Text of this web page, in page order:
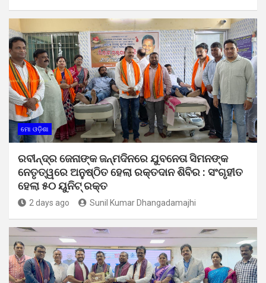
ମୋ ଓଡ଼ିଶା
ରବୀନ୍ଦ୍ର ଜେନାଙ୍କ ଜନ୍ମଦିନରେ ଯୁବନେତା ସିମନଙ୍କ
ନେତୃତ୍ୱରେ ଅନୁଷ୍ଠିତ ହେଲା ରକ୍ତଦାନ ଶିବିର : ସଂଗୃହୀତ
ହେଲା ୫୦ ୟୁନିଟ୍ ରକ୍ତ
2 days ago Sunil Kumar Dhangadamajhi